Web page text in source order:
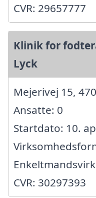
CVR: 29657777
Klinik for
Lyck
Mejerivej 15,
Ansatte: 0
Startdato: 10.
CVR: 30297393